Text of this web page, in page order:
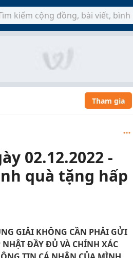
Tham gia
02.12.2022 -
quà tặng hấp
GIẢI KHÔNG CẦN PHẢI GỬI
ĐẦY ĐỦ VÀ CHÍNH XÁC